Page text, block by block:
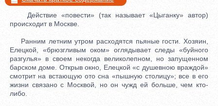
Действие «повести» (так называет «Цыганку» автор)
происходит в Москве.
Ранним летним утром расходятся пьяные гости. Хозяин,
Елецкой, «брюзгливым оком» оглядывает следы «буйного
разгулья» в своем некогда великолепном, но запущенном
барском доме. Открыв окно, Елецкой «с душевною враждой»
смотрит на встающую ото сна «пышную столицу»; все в его
жизни связано с Москвой, но он чужд ей больше, чем кто-
либо.